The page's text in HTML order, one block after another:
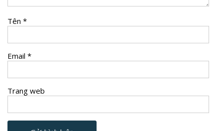
Tên *
Email *
Trang web